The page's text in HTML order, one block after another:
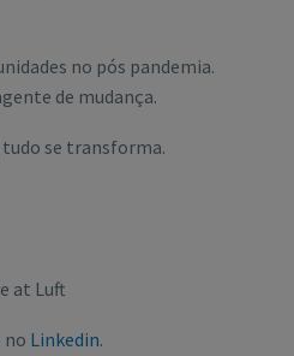
no pós pandemia.
de mudança.
tudo se transforma.
at Luft
no Linkedin.